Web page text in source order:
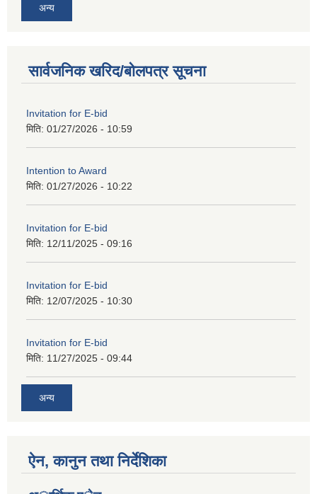
अन्य
सार्वजनिक खरिद/बोलपत्र सूचना
Invitation for E-bid
मिति: 01/27/2026 - 10:59
Intention to Award
मिति: 01/27/2026 - 10:22
Invitation for E-bid
मिति: 12/11/2025 - 09:16
Invitation for E-bid
मिति: 12/07/2025 - 10:30
Invitation for E-bid
मिति: 11/27/2025 - 09:44
अन्य
ऐन, कानुन तथा निर्देशिका